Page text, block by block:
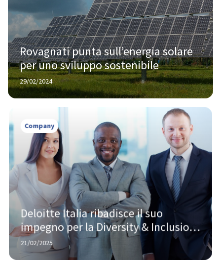
Rovagnati punta sull’energia solare
per uno sviluppo sostenibile
29/02/2024
Company
Deloitte Italia ribadisce il suo
impegno per la Diversity & Inclusion,
mentre il vento anti-DEI soffia negli
USA
21/02/2025